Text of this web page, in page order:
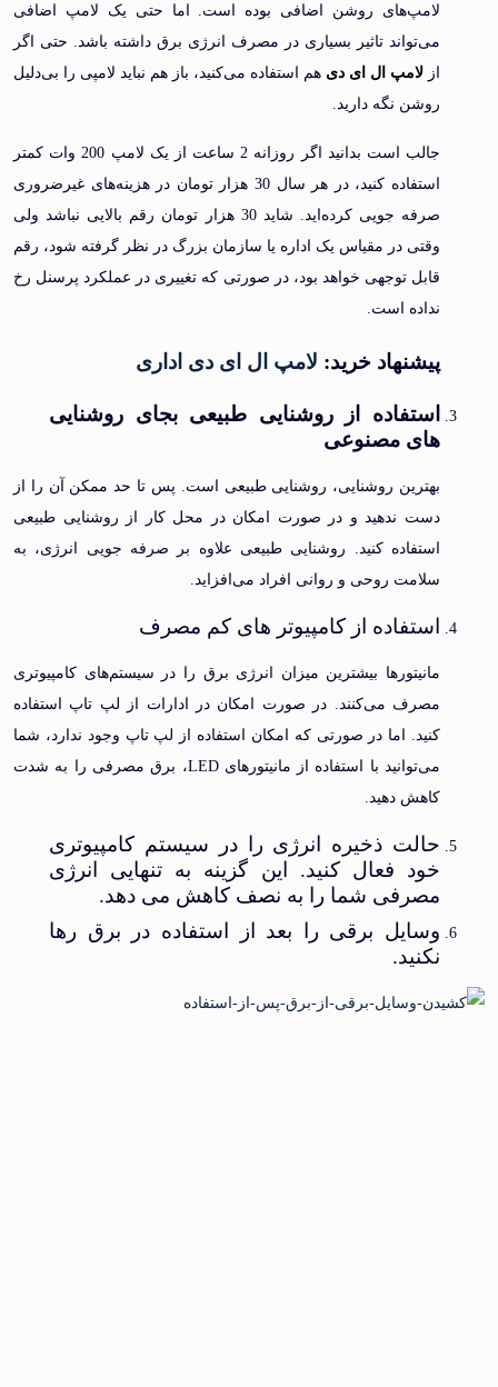
لامپ‌های روشن اضافی بوده است. اما حتی یک لامپ اضافی
می‌تواند تاثیر بسیاری در مصرف انرژی برق داشته باشد. حتی اگر
لامپ ال ای دیهم استفاده می‌کنید، باز هم نباید لامپی را بی‌دلیل
روشن نگه دارید.
جالب است بدانید اگر روزانه 2 ساعت از یک لامپ 200 وات کمتر
استفاده کنید، در هر سال 30 هزار تومان در هزینه‌های غیرضروری
صرفه جویی کرده‌اید. شاید 30 هزار تومان رقم بالایی نباشد ولی
وقتی در مقیاس یک اداره یا سازمان بزرگ در نظر گرفته شود، رقم
قابل توجهی خواهد بود، در صورتی که تغییری در عملکرد پرسنل رخ
نداده است.
پیشنهاد خرید: لامپ ال ای دی اداری
استفاده از روشنایی طبیعی بجای روشنایی
های مصنوعی
بهترین روشنایی، روشنایی طبیعی است. پس تا حد ممکن آن را از
دست ندهید و در صورت امکان در محل کار از روشنایی طبیعی
استفاده کنید. روشنایی طبیعی علاوه بر صرفه جویی انرژی، به
سلامت روحی و روانی افراد می‌افزاید.
استفاده از کامپیوتر های کم مصرف
مانیتورها بیشترین میزان انرژی برق را در سیستم‌های کامپیوتری
مصرف می‌کنند. در صورت امکان در ادارات از لپ تاپ استفاده
کنید. اما در صورتی که امکان استفاده از لپ تاپ وجود ندارد، شما
می‌توانید با استفاده از مانیتورهای LED، برق مصرفی را به شدت
کاهش دهید.
حالت ذخیره انرژی را در سیستم کامپیوتری
خود فعال کنید. این گزینه به تنهایی انرژی
مصرفی شما را به نصف کاهش می دهد.
وسایل برقی را بعد از استفاده در برق رها